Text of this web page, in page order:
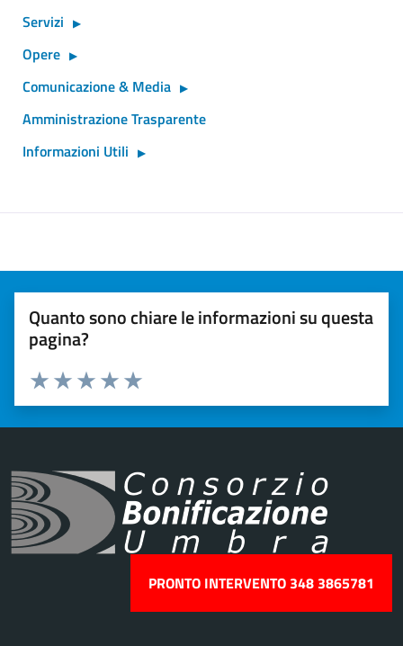
Servizi
Opere
Comunicazione & Media
Amministrazione Trasparente
Informazioni Utili
Quanto sono chiare le informazioni su questa
pagina?
Valuta 5 stelle su 5
Valuta 4 stelle su 5
Valuta 3 stelle su 5
Valuta 2 stelle su 5
Valuta 1 stelle su 5
PRONTO INTERVENTO 348 3865781